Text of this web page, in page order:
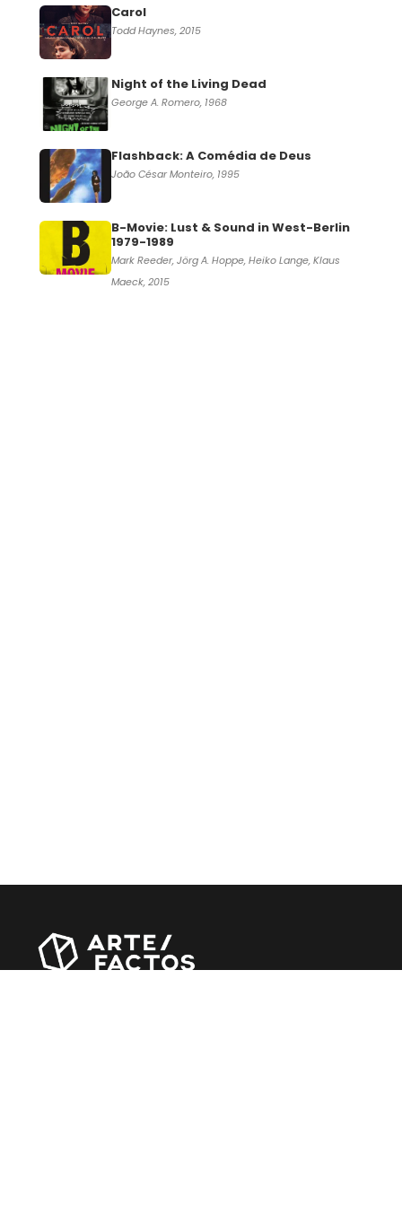
Carol
Todd Haynes, 2015
Night of the Living Dead
George A. Romero, 1968
Flashback: A Comédia de Deus
João César Monteiro, 1995
B-Movie: Lust & Sound in West-Berlin
1979-1989
Mark Reeder, Jörg A. Hoppe, Heiko Lange, Klaus
Maeck, 2015